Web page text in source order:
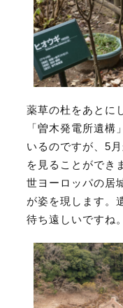
薬草の杜をあとに
「曽木発電所遺構
いるのですが、5
を見ることができ
世ヨーロッパの居
が姿を現します。
待ち遠しいですね。